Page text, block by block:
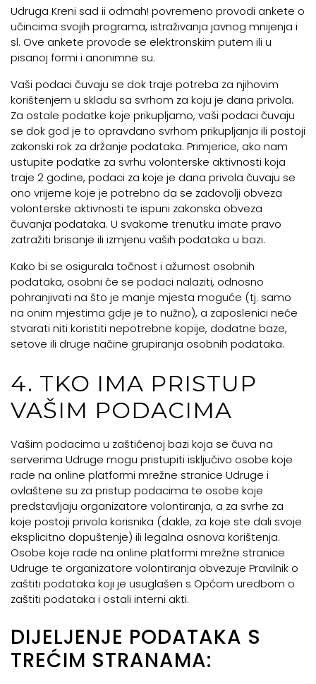
Udruga Kreni sad ii odmah! povremeno provodi ankete o
učincima svojih programa, istraživanja javnog mnijenja i
sl. Ove ankete provode se elektronskim putem ili u
pisanoj formi i anonimne su.
Vaši podaci čuvaju se dok traje potreba za njihovim
korištenjem u skladu sa svrhom za koju je dana privola.
Za ostale podatke koje prikupljamo, vaši podaci čuvaju
se dok god je to opravdano svrhom prikupljanja ili postoji
zakonski rok za držanje podataka. Primjerice, ako nam
ustupite podatke za svrhu volonterske aktivnosti koja
traje 2 godine, podaci za koje je dana privola čuvaju se
ono vrijeme koje je potrebno da se zadovolji obveza
volonterske aktivnosti te ispuni zakonska obveza
čuvanja podataka. U svakome trenutku imate pravo
zatražiti brisanje ili izmjenu vaših podataka u bazi.
Kako bi se osigurala točnost i ažurnost osobnih
podataka, osobni će se podaci nalaziti, odnosno
pohranjivati na što je manje mjesta moguće (tj. samo
na onim mjestima gdje je to nužno), a zaposlenici neće
stvarati niti koristiti nepotrebne kopije, dodatne baze,
setove ili druge načine grupiranja osobnih podataka.
4. TKO IMA PRISTUP
VAŠIM PODACIMA
Vašim podacima u zaštićenoj bazi koja se čuva na
serverima Udruge mogu pristupiti isključivo osobe koje
rade na online platformi mrežne stranice Udruge i
ovlaštene su za pristup podacima te osobe koje
predstavljaju organizatore volontiranja, a za svrhe za
koje postoji privola korisnika (dakle, za koje ste dali svoje
eksplicitno dopuštenje) ili legalna osnova korištenja.
Osobe koje rade na online platformi mrežne stranice
Udruge te organizatore volontiranja obvezuje Pravilnik o
zaštiti podataka koji je usuglašen s Općom uredbom o
zaštiti podataka i ostali interni akti.
DIJELJENJE PODATAKA S
TREĆIM STRANAMA: